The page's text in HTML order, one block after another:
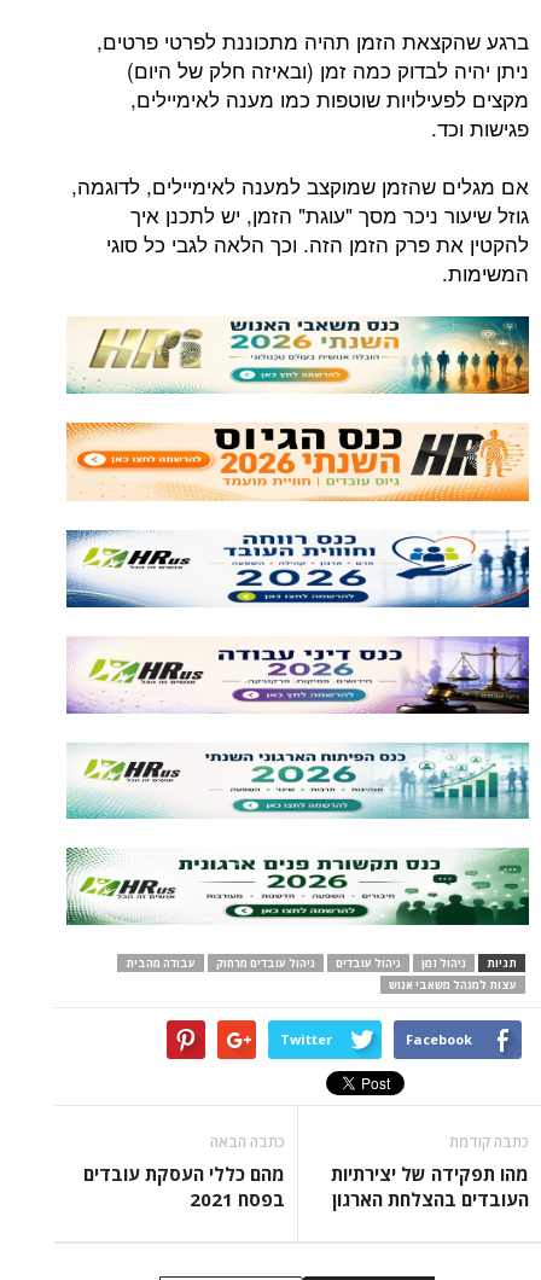
ברגע שהקצאת הזמן תהיה מתכוננת לפרטי פרטים,
ניתן יהיה לבדוק כמה זמן (ובאיזה חלק של היום)
מקצים לפעילויות שוטפות כמו מענה לאימיילים,
פגישות וכד.
אם מגלים שהזמן שמוקצב למענה לאימיילים, לדוגמה,
גוזל שיעור ניכר מסך "עוגת" הזמן, יש לתכנן איך
להקטין את פרק הזמן הזה. וכך הלאה לגבי כל סוגי
המשימות.
תגיות ניהול זמן ניהול עובדים ניהול עובדים מרחוק
עבודה מהבית
עצות למנהל משאבי אנוש
Facebook
Twitter
כתבה קודמת
מהו תפקידה של יצירתיות
העובדים בהצלחת הארגון
כתבה הבאה
מהם כללי העסקת עובדים
בפסח 2021